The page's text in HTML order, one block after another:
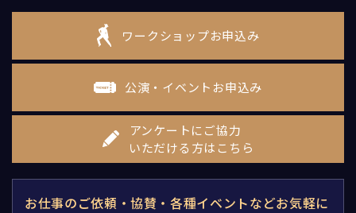
ワークショップお申込み
公演・イベントお申込み
アンケートにご協力
いただける方はこちら
お仕事のご依頼・協賛・各種イベントなどお気軽に